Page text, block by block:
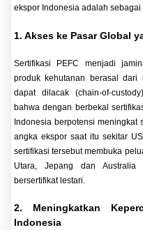
ekspor Indonesia adalah sebagai
1. Akses ke Pasar Global
Sertifikasi PEFC menjadi
produk kehutanan berasal
dapat dilacak (chain-of-
bahwa dengan berbekal
Indonesia berpotensi
angka ekspor saat itu sekitar
sertifikasi tersebut membuka
Utara, Jepang dan Australia
bersertifikat lestari.
2. Meningkatkan
Indonesia